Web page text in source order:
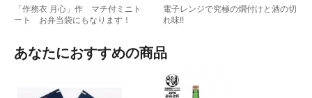
「作務衣 月心」作 マチ付ミニト
ート お弁当袋にもなります！
電子レンジで究極の燗付けと酒の切
れ味!!
あなたにおすすめの商品